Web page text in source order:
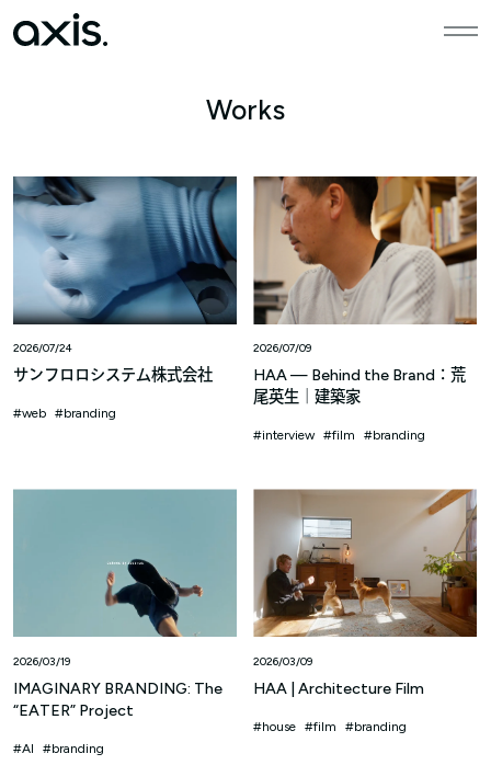
メ
Works
2026/07/24
サンフロロシステム株式会社
web branding
2026/07/09
HAA — Behind the Brand：荒
尾英生｜建築家
interview film branding
2026/03/19
IMAGINARY BRANDING: The
“EATER” Project
AI branding
2026/03/09
HAA | Architecture Film
house film branding